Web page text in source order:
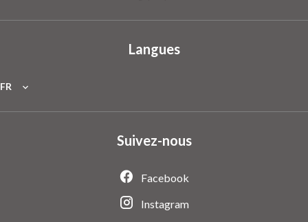
Langues
FR
Suivez-nous
Facebook
Instagram